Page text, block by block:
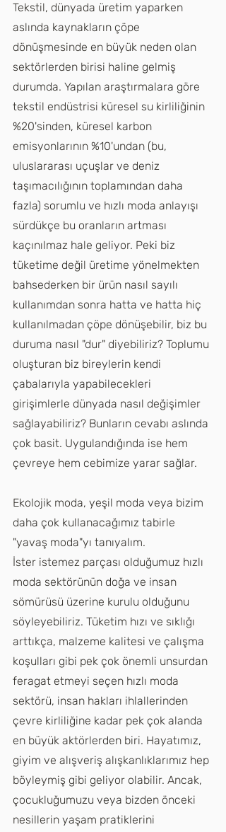
Tekstil, dünyada üretim yaparken
aslında kaynakların çöpe
dönüşmesinde en büyük neden olan
sektörlerden birisi haline gelmiş
durumda. Yapılan araştırmalara göre
tekstil endüstrisi küresel su kirliliğinin
%20'sinden, küresel karbon
emisyonlarının %10'undan (bu,
uluslararası uçuşlar ve deniz
taşımacılığının toplamından daha
fazla) sorumlu ve hızlı moda anlayışı
sürdükçe bu oranların artması
kaçınılmaz hale geliyor. Peki biz
tüketime değil üretime yönelmekten
bahsederken bir ürün nasıl sayılı
kullanımdan sonra hatta ve hatta hiç
kullanılmadan çöpe dönüşebilir, biz bu
duruma nasıl "dur" diyebiliriz? Toplumu
oluşturan biz bireylerin kendi
çabalarıyla yapabilecekleri
girişimlerle dünyada nasıl değişimler
sağlayabiliriz? Bunların cevabı aslında
çok basit. Uygulandığında ise hem
çevreye hem cebimize yarar sağlar.
Ekolojik moda, yeşil moda veya bizim
daha çok kullanacağımız tabirle
"yavaş moda"yı tanıyalım.
İster istemez parçası olduğumuz hızlı
moda sektörünün doğa ve insan
sömürüsü üzerine kurulu olduğunu
söyleyebiliriz. Tüketim hızı ve sıklığı
arttıkça, malzeme kalitesi ve çalışma
koşulları gibi pek çok önemli unsurdan
feragat etmeyi seçen hızlı moda
sektörü, insan hakları ihlallerinden
çevre kirliliğine kadar pek çok alanda
en büyük aktörlerden biri. Hayatımız,
giyim ve alışveriş alışkanlıklarımız hep
böyleymiş gibi geliyor olabilir. Ancak,
çocukluğumuzu veya bizden önceki
nesillerin yaşam pratiklerini